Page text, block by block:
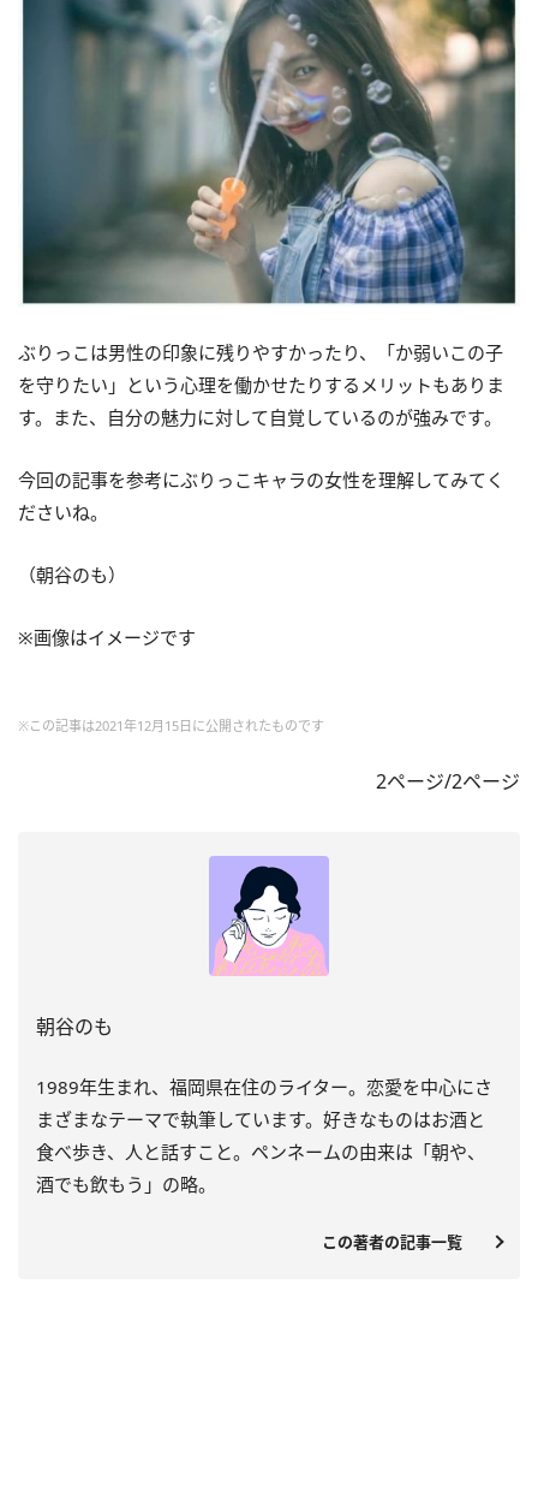
ぶりっこは男性の印象に残りやすかったり、「か弱いこの子
を守りたい」という心理を働かせたりするメリットもありま
す。また、自分の魅力に対して自覚しているのが強みです。
今回の記事を参考にぶりっこキャラの女性を理解してみてく
ださいね。
（朝谷のも）
※画像はイメージです
※この記事は2021年12月15日に公開されたものです
2ページ/2ページ
朝谷のも
1989年生まれ、福岡県在住のライター。恋愛を中心にさ
まざまなテーマで執筆しています。好きなものはお酒と
食べ歩き、人と話すこと。ペンネームの由来は「朝や、
酒でも飲もう」の略。
この著者の記事一覧